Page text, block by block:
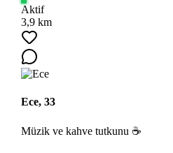
Aktif
3,9 km
Ece, 33
Müzik ve kahve tutkunu ☕